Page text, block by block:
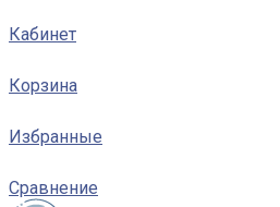
Кабинет
Корзина
Избранные
Сравнение